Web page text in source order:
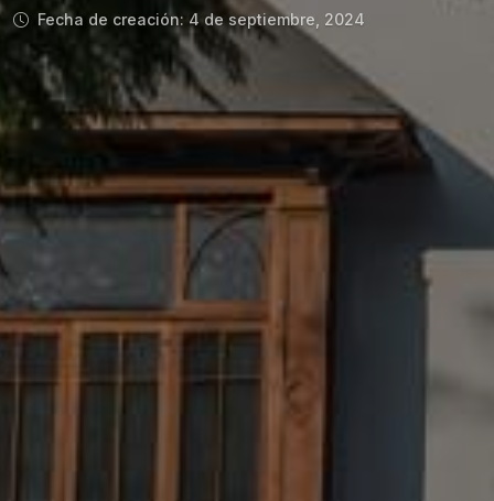
Fecha de creación: 4 de septiembre, 2024